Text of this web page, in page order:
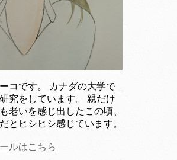
コです。 カナダの大学で
究をしています。 親だけ
老いを感じ出したこの頃、
とヒシヒシ感じています。
ルはこちら